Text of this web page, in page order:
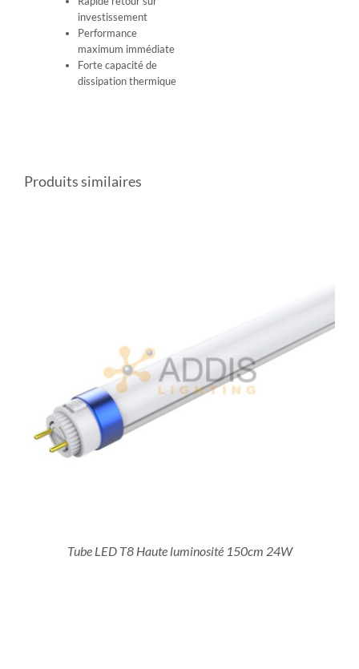
investissement
Performance
maximum immédiate
Forte capacité de
dissipation thermique
Produits similaires
Tube LED T8 Haute luminosité 150cm 24W